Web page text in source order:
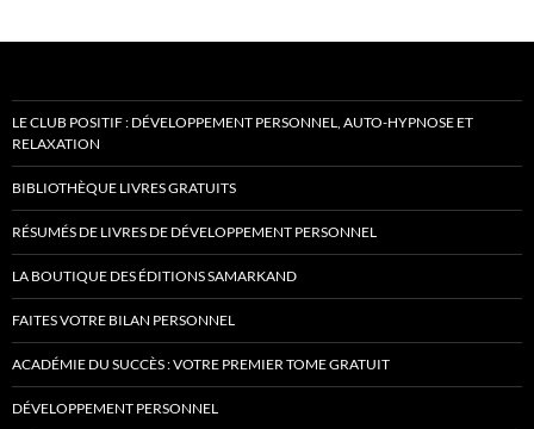
LE CLUB POSITIF : DÉVELOPPEMENT PERSONNEL, AUTO-HYPNOSE ET
RELAXATION
BIBLIOTHÈQUE LIVRES GRATUITS
RÉSUMÉS DE LIVRES DE DÉVELOPPEMENT PERSONNEL
LA BOUTIQUE DES ÉDITIONS SAMARKAND
FAITES VOTRE BILAN PERSONNEL
ACADÉMIE DU SUCCÈS : VOTRE PREMIER TOME GRATUIT
DÉVELOPPEMENT PERSONNEL